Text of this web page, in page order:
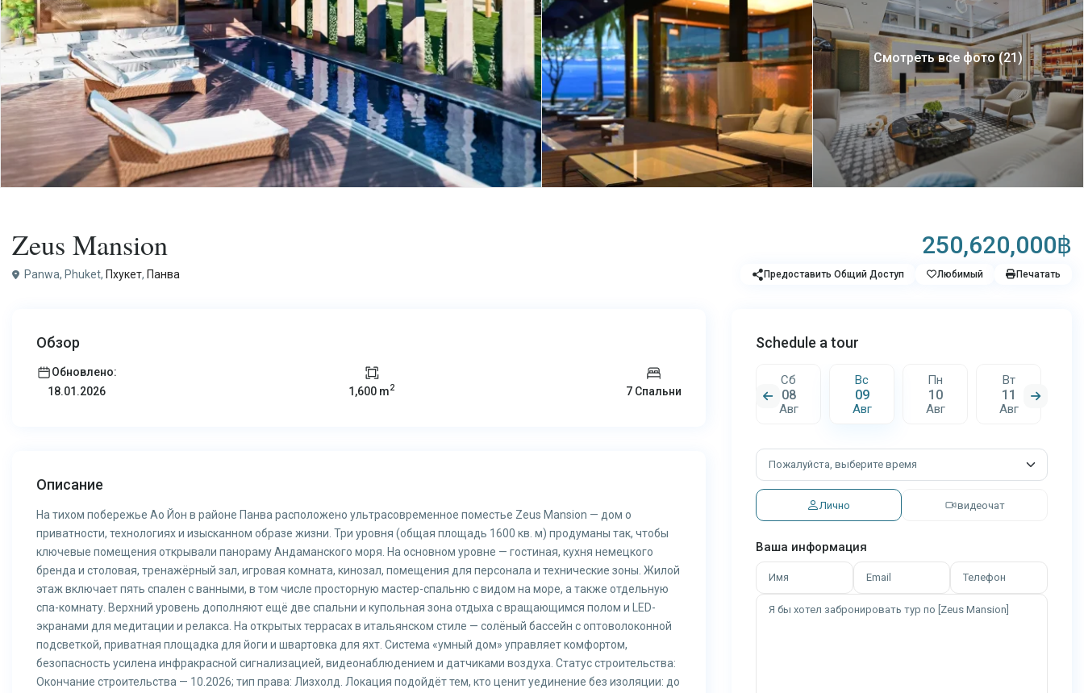
Смотреть все фото (21)
Zeus Mansion 250,620,000฿
Panwa, Phuket, Пхукет, Панва Предоставить Общий Доступ Любимый Печатать
Обзор
Обновлено:
18.01.2026
1,600 m2 7 Спальни
Описание
На тихом побережье Ао Йон в районе Панва расположено ультрасовременное поместье Zeus Mansion — дом о
приватности, технологиях и изысканном образе жизни. Три уровня (общая площадь 1600 кв. м) продуманы так, чтобы
ключевые помещения открывали панораму Андаманского моря. На основном уровне — гостиная, кухня немецкого
бренда и столовая, тренажёрный зал, игровая комната, кинозал, помещения для персонала и технические зоны. Жилой
этаж включает пять спален с ванными, в том числе просторную мастер-спальню с видом на море, а также отдельную
спа-комнату. Верхний уровень дополняют ещё две спальни и купольная зона отдыха с вращающимся полом и LED-
экранами для медитации и релакса. На открытых террасах в итальянском стиле — солёный бассейн с оптоволоконной
подсветкой, приватная площадка для йоги и швартовка для яхт. Система «умный дом» управляет комфортом,
безопасность усилена инфракрасной сигнализацией, видеонаблюдением и датчиками воздуха. Статус строительства:
Окончание строительства — 10.2026; тип права: Лизхолд. Локация подойдёт тем, кто ценит уединение без изоляции: до
Schedule a tour
Вс
16
Сб
08
Авг
Вс
09
Авг
Пн
10
Авг
Вт
11
Авг
Лично видеочат
Ваша информация